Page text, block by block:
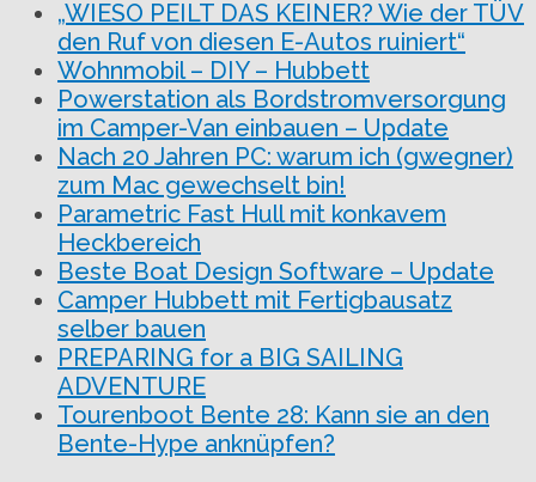
„WIESO PEILT DAS KEINER? Wie der TÜV
den Ruf von diesen E-Autos ruiniert“
Wohnmobil – DIY – Hubbett
Powerstation als Bordstromversorgung
im Camper-Van einbauen – Update
Nach 20 Jahren PC: warum ich (gwegner)
zum Mac gewechselt bin!
Parametric Fast Hull mit konkavem
Heckbereich
Beste Boat Design Software – Update
Camper Hubbett mit Fertigbausatz
selber bauen
PREPARING for a BIG SAILING
ADVENTURE
Tourenboot Bente 28: Kann sie an den
Bente-Hype anknüpfen?